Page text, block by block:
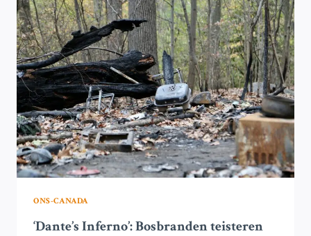
ONS-CANADA
‘Dante’s Inferno’: Bosbranden teisteren